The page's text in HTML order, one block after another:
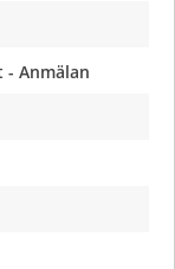
- Anmälan